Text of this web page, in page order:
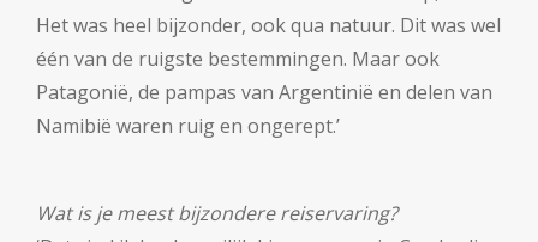
Het was heel bijzonder, ook qua natuur. Dit was wel
één van de ruigste bestemmingen. Maar ook
Patagonië, de pampas van Argentinië en delen van
Namibië waren ruig en ongerept.’
Wat is je meest bijzondere reiservaring?